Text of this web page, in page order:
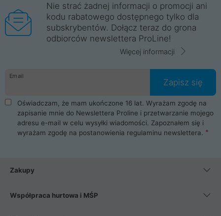
Nie strać żadnej informacji o promocji ani
kodu rabatowego dostępnego tylko dla
subskrybentów. Dołącz teraz do grona
odbiorców newslettera ProLine!
Więcej informacji
Email
Zapisz się
Oświadczam, że mam ukończone 16 lat. Wyrażam zgodę na
zapisanie mnie do Newslettera Proline i przetwarzanie mojego
adresu e-mail w celu wysyłki wiadomości. Zapoznałem się i
wyrażam zgodę na postanowienia regulaminu newslettera.
Zakupy
Współpraca hurtowa i MŚP